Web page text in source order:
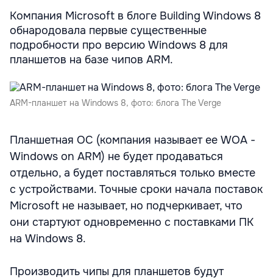
Компания Microsoft в блоге Building Windows 8
обнародовала первые существенные
подробности про версию Windows 8 для
планшетов на базе чипов ARM.
ARM-планшет на Windows 8, фото: блога The Verge
Планшетная ОС (компания называет ее WOA -
Windows on ARM) не будет продаваться
отдельно, а будет поставляться только вместе
с устройствами. Точные сроки начала поставок
Microsoft не называет, но подчеркивает, что
они стартуют одновременно с поставками ПК
на Windows 8.
Производить чипы для планшетов будут